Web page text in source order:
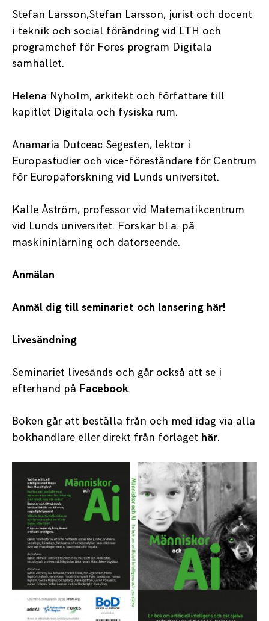
Stefan Larsson,Stefan Larsson, jurist och docent
i teknik och social förändring vid LTH och
programchef för Fores program Digitala
samhället.
Helena Nyholm, arkitekt och författare till
kapitlet Digitala och fysiska rum.
Anamaria Dutceac Segesten, lektor i
Europastudier och vice-föreståndare för Centrum
för Europaforskning vid Lunds universitet.
Kalle Åström, professor vid Matematikcentrum
vid Lunds universitet. Forskar bl.a. på
maskininlärning och datorseende.
Anmälan
Anmäl dig till seminariet och lansering här!
Livesändning
Seminariet livesänds och går också att se i
efterhand på Facebook.
Boken går att beställa från och med idag via alla
bokhandlare eller direkt från förlaget här.